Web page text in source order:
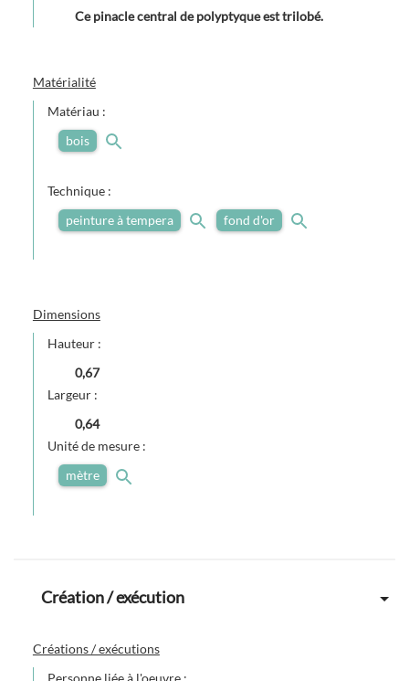
Ce pinacle central de polyptyque est trilobé.
Matérialité
Matériau :
bois
Technique :
peinture à tempera
fond d'or
Dimensions
Hauteur :
0,67
Largeur :
0,64
Unité de mesure :
mètre
Création / exécution
Créations / exécutions
Personne liée à l'oeuvre :